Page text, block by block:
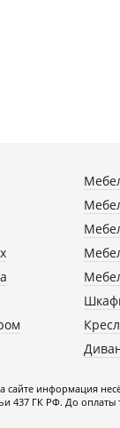
сайте информация
437 ГК РФ. До оплаты